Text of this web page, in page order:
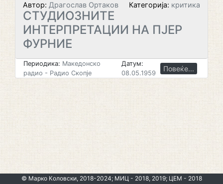
Автор: Драгослав Ортаков Категорија: критика
СТУДИОЗНИТЕ
ИНТЕРПРЕТАЦИИ НА ПЈЕР
ФУРНИЕ
Периодика: Македонско
радио - Радио Скопје
Датум:
08.05.1959
Повеќе...
© Марко Коловски, 2018-2024; МИЦ - 2018, 2019; ЦЕМ - 2018